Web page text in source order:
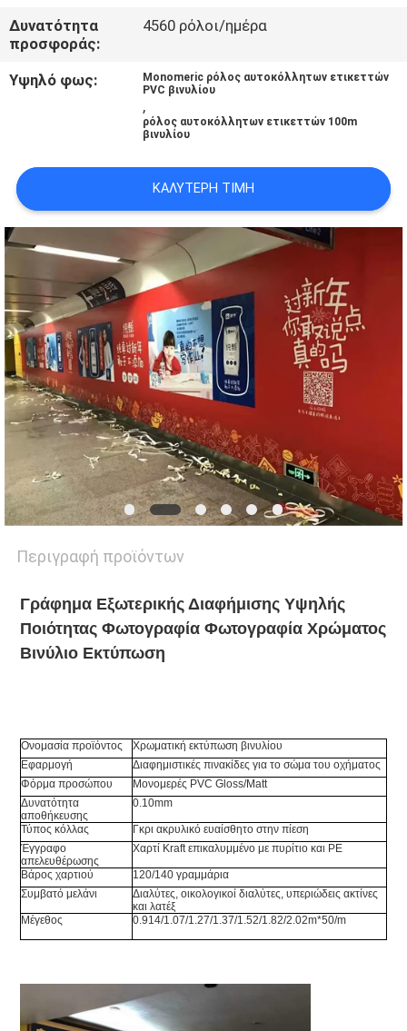
ΖΗΤΉΣΤΕ
ΜΙΑ
ΠΡΟΣΦΟΡΆ
PRIVACY
POLICY
Δυνατότητα
προσφοράς:
4560 ρόλοι/ημέρα
Υψηλό φως:
Monomeric ρόλος αυτοκόλλητων ετικεττών
PVC βινυλίου
,
ρόλος αυτοκόλλητων ετικεττών 100m
βινυλίου
ΚΑΛΎΤΕΡΗ ΤΙΜΉ
Περιγραφή προϊόντων
Γράφημα Εξωτερικής Διαφήμισης Υψηλής
Ποιότητας Φωτογραφία Φωτογραφία Χρώματος
Βινύλιο Εκτύπωση
Ονομασία προϊόντος
Χρωματική εκτύπωση βινυλίου
Εφαρμογή
Διαφημιστικές πινακίδες για το σώμα του οχήματος
Φόρμα προσώπου
Μονομερές PVC Gloss/Matt
Δυνατότητα
αποθήκευσης
0.10mm
Τύπος κόλλας
Γκρι ακρυλικό ευαίσθητο στην πίεση
Έγγραφο
απελευθέρωσης
Χαρτί Kraft επικαλυμμένο με πυρίτιο και PE
Βάρος χαρτιού
120/140 γραμμάρια
Συμβατό μελάνι
Διαλύτες, οικολογικοί διαλύτες, υπεριώδεις ακτίνες
και λατέξ
Μέγεθος
0.914/1.07/1.27/1.37/1.52/1.82/2.02m*50/m